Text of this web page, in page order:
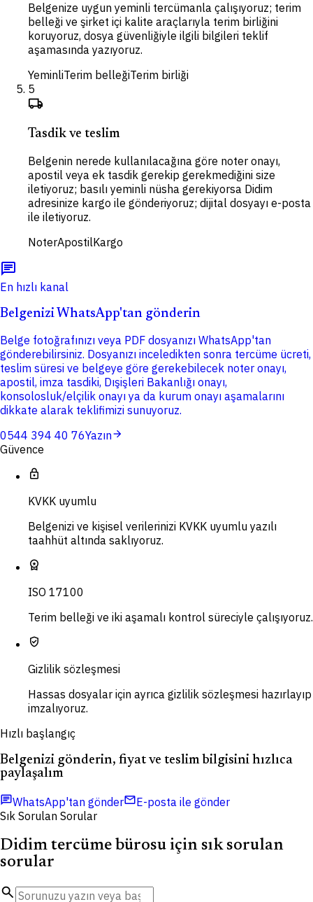
Belgenize uygun yeminli tercümanla çalışıyoruz; terim
belleği ve şirket içi kalite araçlarıyla terim birliğini
koruyoruz, dosya güvenliğiyle ilgili bilgileri teklif
aşamasında yazıyoruz.
YeminliTerim belleğiTerim birliği
5
local_shipping
Tasdik ve teslim
Belgenin nerede kullanılacağına göre noter onayı,
apostil veya ek tasdik gerekip gerekmediğini size
iletiyoruz; basılı yeminli nüsha gerekiyorsa Didim
adresinize kargo ile gönderiyoruz; dijital dosyayı e-posta
ile iletiyoruz.
NoterApostilKargo
chat
En hızlı kanal
Belgenizi WhatsApp'tan gönderin
Belge fotoğrafınızı veya PDF dosyanızı WhatsApp'tan
gönderebilirsiniz. Dosyanızı inceledikten sonra tercüme ücreti,
teslim süresi ve belgeye göre gerekebilecek noter onayı,
apostil, imza tasdiki, Dışişleri Bakanlığı onayı,
konsolosluk/elçilik onayı ya da kurum onayı aşamalarını
dikkate alarak teklifimizi sunuyoruz.
0544 394 40 76Yazınarrow_forward
Güvence
lock
KVKK uyumlu
Belgenizi ve kişisel verilerinizi KVKK uyumlu yazılı
taahhüt altında saklıyoruz.
workspace_premium
ISO 17100
Terim belleği ve iki aşamalı kontrol süreciyle çalışıyoruz.
verified_user
Gizlilik sözleşmesi
Hassas dosyalar için ayrıca gizlilik sözleşmesi hazırlayıp
imzalıyoruz.
Hızlı başlangıç
Belgenizi gönderin, fiyat ve teslim bilgisini hızlıca
paylaşalım
chatWhatsApp'tan göndermailE-posta ile gönder
Sık Sorulan Sorular
Didim tercüme bürosu için sık sorulan
sorular
search